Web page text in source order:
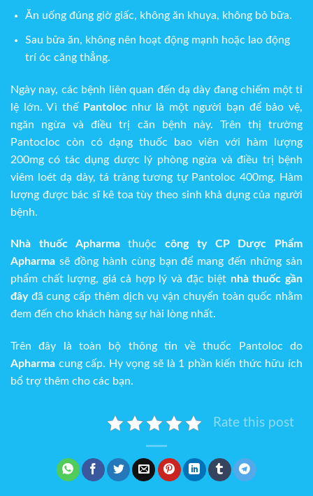
Ăn uống đúng giờ giấc, không ăn khuya, không bỏ bữa.
Sau bữa ăn, không nên hoạt động mạnh hoặc lao động
trí óc căng thẳng.
Ngày nay, các bệnh liên quan đến dạ dày đang chiếm một tỉ
lệ lớn. Vì thế Pantoloc như là một người bạn để bảo vệ,
ngăn ngừa và điều trị căn bệnh này. Trên thị trường
Pantocloc còn có dạng thuốc bao viên với hàm lượng
200mg có tác dụng dược lý phòng ngừa và điều trị bệnh
viêm loét dạ dày, tá tràng tương tự Pantoloc 400mg. Hàm
lượng được bác sĩ kê toa tùy theo sinh khả dụng của người
bệnh.
Nhà thuốc Apharmathuộc công ty CP Dược Phẩm
Apharma sẽ đồng hành cùng bạn để mang đến những sản
phẩm chất lượng, giá cả hợp lý và đặc biệt nhà thuốc gần
đây đã cung cấp thêm dịch vụ vận chuyển toàn quốc nhằm
đem đến cho khách hàng sự hài lòng nhất.
Trên đây là toàn bộ thông tin về thuốc Pantoloc do
Apharma cung cấp. Hy vọng sẽ là 1 phần kiến thức hữu ích
bổ trợ thêm cho các bạn.
Rate this post